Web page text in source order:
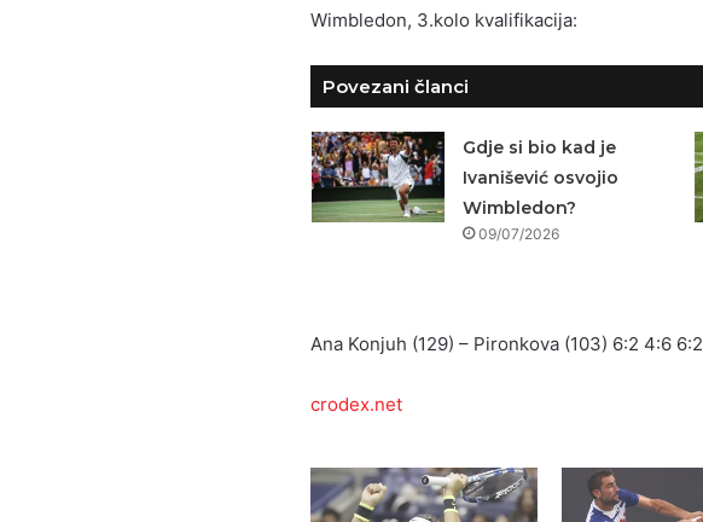
Wimbledon, 3.kolo kvalifikacija:
Povezani članci
Gdje si bio kad je
Ivanišević osvojio
Wimbledon?
09/07/2026
Ana Konjuh (129) – Pironkova (103) 6:2 4:6 6:2
crodex.net